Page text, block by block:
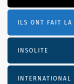
ILS ONT FAIT
INSOLITE
INTERNATIONAL